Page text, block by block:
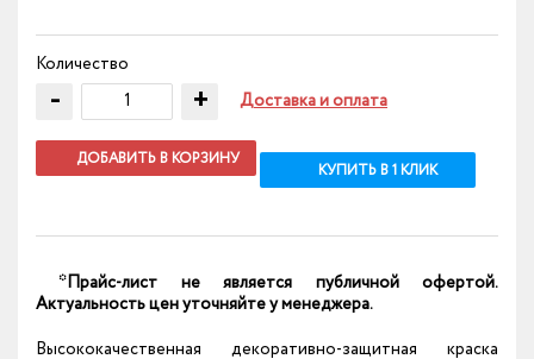
Количество
- + Доставка и оплата
ДОБАВИТЬ В КОРЗИНУ
КУПИТЬ В 1 КЛИК
*Прайс-лист не является публичной офертой.
Актуальность цен уточняйте у менеджера.
Высококачественная декоративно-защитная краска